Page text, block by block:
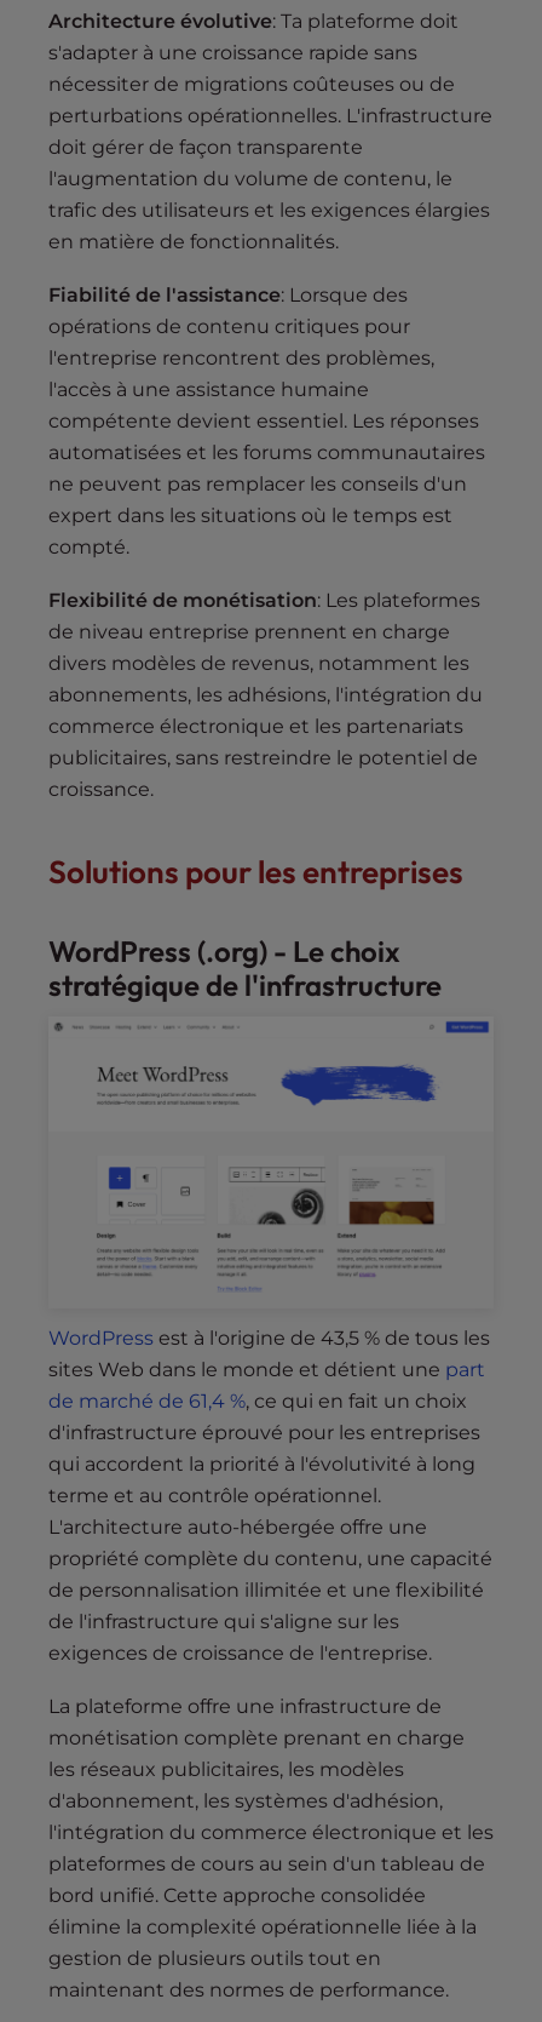
Architecture évolutive: Ta plateforme doit
s'adapter à une croissance rapide sans
nécessiter de migrations coûteuses ou de
perturbations opérationnelles. L'infrastructure
doit gérer de façon transparente
l'augmentation du volume de contenu, le
trafic des utilisateurs et les exigences élargies
en matière de fonctionnalités.
Fiabilité de l'assistance: Lorsque des
opérations de contenu critiques pour
l'entreprise rencontrent des problèmes,
l'accès à une assistance humaine
compétente devient essentiel. Les réponses
automatisées et les forums communautaires
ne peuvent pas remplacer les conseils d'un
expert dans les situations où le temps est
compté.
Flexibilité de monétisation: Les plateformes
de niveau entreprise prennent en charge
divers modèles de revenus, notamment les
abonnements, les adhésions, l'intégration du
commerce électronique et les partenariats
publicitaires, sans restreindre le potentiel de
croissance.
Solutions pour les entreprises
WordPress (.org) - Le choix
stratégique de l'infrastructure
WordPress est à l'origine de 43,5 % de tous les
sites Web dans le monde et détient une part
de marché de 61,4 %, ce qui en fait un choix
d'infrastructure éprouvé pour les entreprises
qui accordent la priorité à l'évolutivité à long
terme et au contrôle opérationnel.
L'architecture auto-hébergée offre une
propriété complète du contenu, une capacité
de personnalisation illimitée et une flexibilité
de l'infrastructure qui s'aligne sur les
exigences de croissance de l'entreprise.
La plateforme offre une infrastructure de
monétisation complète prenant en charge
les réseaux publicitaires, les modèles
d'abonnement, les systèmes d'adhésion,
l'intégration du commerce électronique et les
plateformes de cours au sein d'un tableau de
bord unifié. Cette approche consolidée
élimine la complexité opérationnelle liée à la
gestion de plusieurs outils tout en
maintenant des normes de performance.